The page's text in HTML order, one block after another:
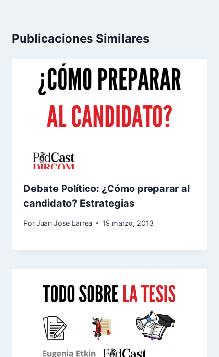
Publicaciones Similares
Debate Político: ¿Cómo preparar al
candidato? Estrategias
PorJuan Jose Larrea 19 marzo, 2013